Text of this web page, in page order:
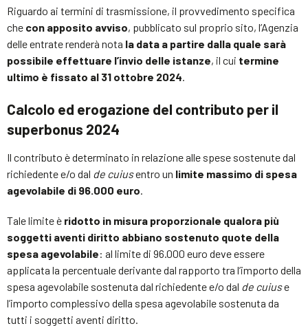
Riguardo ai termini di trasmissione, il provvedimento specifica
che con apposito avviso, pubblicato sul proprio sito, l’Agenzia
delle entrate renderà nota la data a partire dalla quale sarà
possibile effettuare l’invio delle istanze, il cui termine
ultimo è fissato al 31 ottobre 2024.
Calcolo ed erogazione del contributo per il
superbonus 2024
Il contributo è determinato in relazione alle spese sostenute dal
richiedente e/o dal de cuiusentro un limite massimo di spesa
agevolabile di 96.000 euro.
Tale limite è ridotto in misura proporzionale qualora più
soggetti aventi diritto abbiano sostenuto quote della
spesa agevolabile: al limite di 96.000 euro deve essere
applicata la percentuale derivante dal rapporto tra l’importo della
spesa agevolabile sostenuta dal richiedente e/o dal de cuiuse
l’importo complessivo della spesa agevolabile sostenuta da
tutti i soggetti aventi diritto.